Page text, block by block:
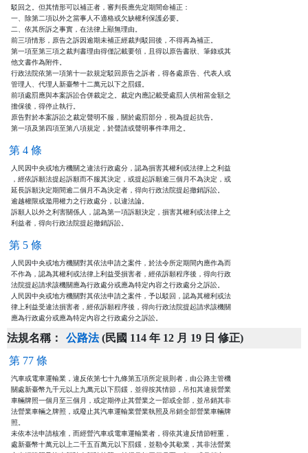
駁回之。但其情形可以補正者，審判長應先定期間命補正：
一、除第二項以外之當事人不適格或欠缺權利保護必要。
二、依其所訴之事實，在法律上顯無理由。
前三項情形，原告之訴因逾期未補正經裁判駁回後，不得再為補正。
第一項至第三項之裁判書理由得僅記載要領，且得以原告書狀、筆錄或其
他文書作為附件。
行政法院依第一項第十一款規定駁回原告之訴者，得各處原告、代表人或
管理人、代理人新臺幣十二萬元以下之罰鍰。
前項處罰應與本案訴訟合併裁定之。裁定內應記載受處罰人供相當金額之
擔保後，得停止執行。
原告對於本案訴訟之裁定聲明不服，關於處罰部分，視為提起抗告。
第一項及第四項至第八項規定，於聲請或聲明事件準用之。
第 4 條
人民因中央或地方機關之違法行政處分，認為損害其權利或法律上之利益
，經依訴願法提起訴願而不服其決定，或提起訴願逾三個月不為決定，或
延長訴願決定期間逾二個月不為決定者，得向行政法院提起撤銷訴訟。
逾越權限或濫用權力之行政處分，以違法論。
訴願人以外之利害關係人，認為第一項訴願決定，損害其權利或法律上之
利益者，得向行政法院提起撤銷訴訟。
第 5 條
人民因中央或地方機關對其依法申請之案件，於法令所定期間內應作為而
不作為，認為其權利或法律上利益受損害者，經依訴願程序後，得向行政
法院提起請求該機關應為行政處分或應為特定內容之行政處分之訴訟。
人民因中央或地方機關對其依法申請之案件，予以駁回，認為其權利或法
律上利益受違法損害者，經依訴願程序後，得向行政法院提起請求該機關
應為行政處分或應為特定內容之行政處分之訴訟。
法規名稱： 公路法(民國 114 年 12 月 19 日 修正)
第 77 條
汽車或電車運輸業，違反依第七十九條第五項所定規則者，由公路主管機
關處新臺幣九千元以上九萬元以下罰鍰，並得按其情節，吊扣其違規營業
車輛牌照一個月至三個月，或定期停止其營業之一部或全部，並吊銷其非
法營業車輛之牌照，或廢止其汽車運輸業營業執照及吊銷全部營業車輛牌
照。
未依本法申請核准，而經營汽車或電車運輸業者，得依其違反情節輕重，
處新臺幣十萬元以上二千五百萬元以下罰鍰，並勒令其歇業，其非法營業